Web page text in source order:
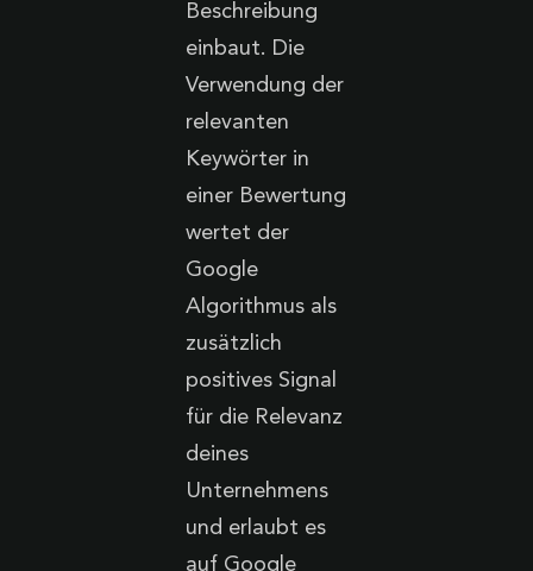
Beschreibung
einbaut. Die
Verwendung der
relevanten
Keywörter in
einer Bewertung
wertet der
Google
Algorithmus als
zusätzlich
positives Signal
für die Relevanz
deines
Unternehmens
und erlaubt es
auf Google